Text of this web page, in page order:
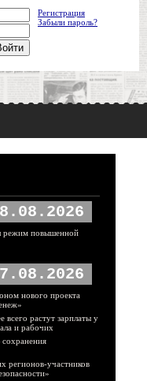
Регистрация
Забыли пароль?
режим повышенной
нового проекта
всего растут зарплаты у
и рабочих
регионов-участников